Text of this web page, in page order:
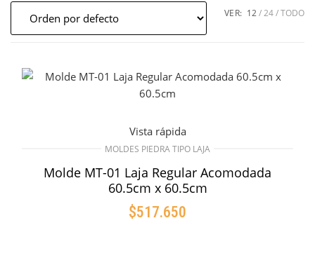
VER: 12 24 TODO
Vista rápida
MOLDES PIEDRA TIPO LAJA
Molde MT-01 Laja Regular Acomodada
60.5cm x 60.5cm
$517.650